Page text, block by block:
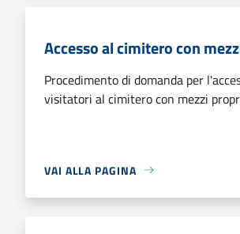
Accesso al cimitero con
Procedimento di domanda per
visitatori al cimitero con mezzi
VAI ALLA PAGINA